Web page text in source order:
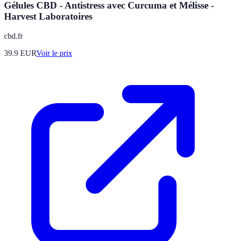
Gélules CBD - Antistress avec Curcuma et Mélisse -
Harvest Laboratoires
cbd.fr
39.9 EURVoir le prix